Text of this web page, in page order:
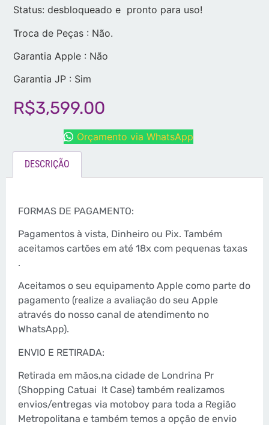
Status: desbloqueado e pronto para uso!
Troca de Peças : Não.
Garantia Apple : Não
Garantia JP : Sim
R$3,599.00
Orçamento via WhatsApp
DESCRIÇÃO
FORMAS DE PAGAMENTO:
Pagamentos à vista, Dinheiro ou Pix. Também
aceitamos cartões em até 18x com pequenas taxas
.
Aceitamos o seu equipamento Apple como parte do
pagamento (realize a avaliação do seu Apple
através do nosso canal de atendimento no
WhatsApp).
ENVIO E RETIRADA:
Retirada em mãos,na cidade de Londrina Pr
(Shopping Catuai It Case) também realizamos
envios/entregas via motoboy para toda a Região
Metropolitana e também temos a opção de envio